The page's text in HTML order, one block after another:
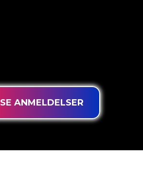
SE ANMELDELSER